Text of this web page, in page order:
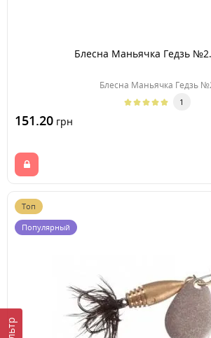
Блесна Маньячка Гедзь
Блесна Маньячка Гедзь
1
151.20 грн
Топ
Популярный